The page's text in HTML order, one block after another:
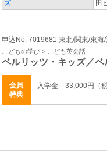
ズ
田
申込No. 7019681 東北/関東/東海/
こどもの学び > こども英会話
ベルリッツ・キッズ／
会員
特典
入学金 33,000円（税